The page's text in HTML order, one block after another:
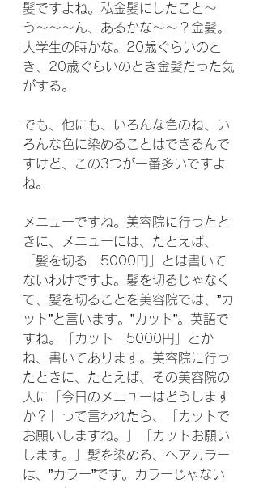
髪ですよね。私金髪にしたこと〜
う〜〜〜ん、あるかな〜〜？金髪。
大学生の時かな。20歳ぐらいのと
き、20歳ぐらいのとき金髪だった気
がする。
でも、他にも、いろんな色のね、い
ろんな色に染めることはできるんで
すけど、この3つが一番多いですよ
ね。
メニューですね。美容院に行ったと
きに、メニューには、たとえば、
「髪を切る　5000円」とは書いて
ないわけですよ。髪を切るじゃなく
て、髪を切ることを美容院では、”カ
ット”と言います。”カット”。英語で
すね。「カット　5000円」とか
ね、書いてあります。美容院に行っ
たときに、たとえば、その美容院の
人に「今日のメニューはどうします
か？」って言われたら、「カットで
お願いしますね。」「カットお願い
します。」髪を染める、ヘアカラー
は、”カラー”です。カラーじゃない